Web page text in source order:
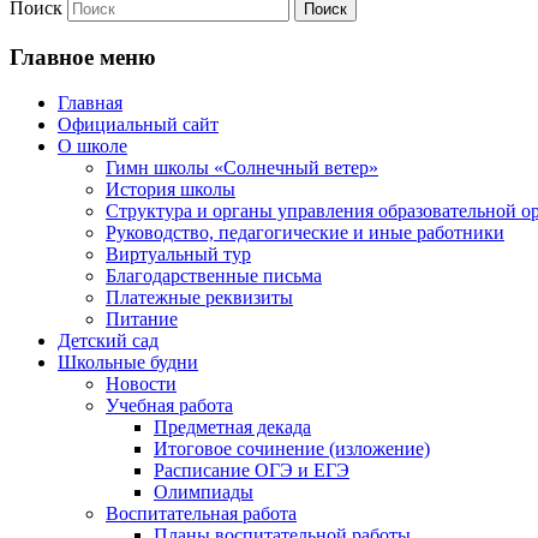
Поиск
Главное меню
Главная
Официальный сайт
О школе
Гимн школы «Солнечный ветер»
История школы
Структура и органы управления образовательной
Руководство, педагогические и иные работники
Виртуальный тур
Благодарственные письма
Платежные реквизиты
Питание
Детский сад
Школьные будни
Новости
Учебная работа
Предметная декада
Итоговое сочинение (изложение)
Расписание ОГЭ и ЕГЭ
Олимпиады
Воспитательная работа